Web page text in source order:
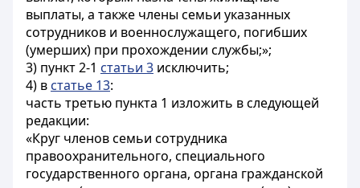
выплаты, а также члены семьи указанных
сотрудников и военнослужащего, погибших
(умерших) при прохождении службы;»;
3) пункт 2-1 статьи 3 исключить;
4) в статье 13:
часть третью пункта 1 изложить в следующей
редакции:
«Круг членов семьи сотрудника
правоохранительного, специального
государственного органа, органа гражданской